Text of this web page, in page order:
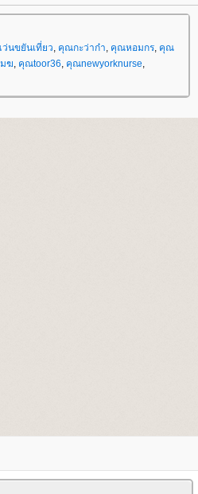
นขยันเที่ยว, คุณกะว่าก๋า, คุณหอมกร, คุณ
ฆ, คุณtoor36, คุณnewyorknurse,